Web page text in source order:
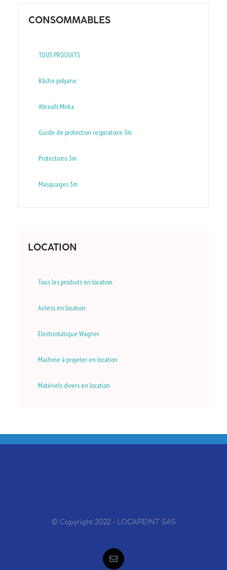
CONSOMMABLES
TOUS PRODUITS
Bâche polyane
Abrasifs Mirka
Guide de protection respiratoire 3m
Protections 3m
Masquages 3m
LOCATION
Tous les produits en location
Airless en location
Electrostatique Wagner
Machine à projeter en location
Matériels divers en location
© Copyright 2022 - LOCAPEINT SAS
Email